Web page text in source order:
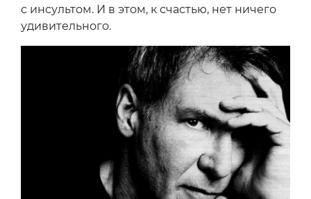
с инсультом. И в этом, к счастью, нет ничего
удивительного.